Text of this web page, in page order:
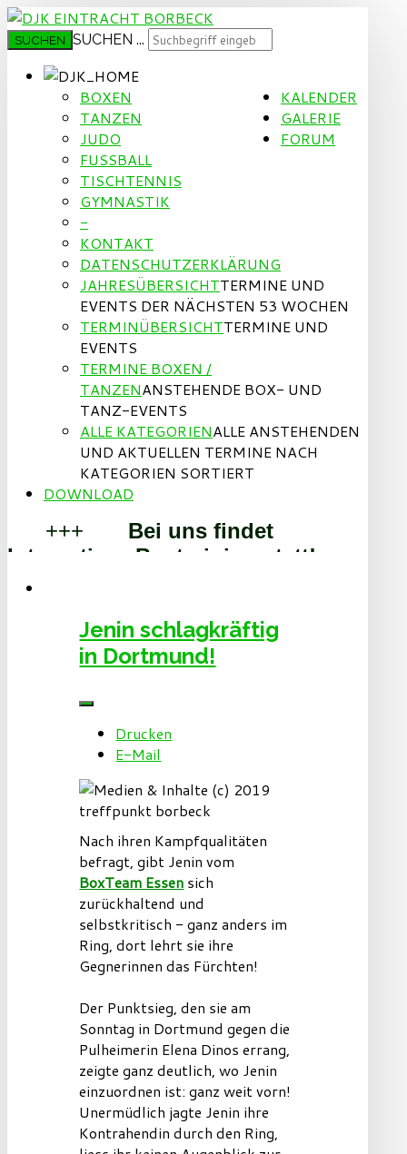
SUCHEN SUCHEN ...
BOXEN
TANZEN
JUDO
FUSSBALL
TISCHTENNIS
GYMNASTIK
-
KONTAKT
DATENSCHUTZERKLÄRUNG
KALENDER
JAHRESÜBERSICHTTERMINE UND
EVENTS DER NÄCHSTEN 53 WOCHEN
TERMINÜBERSICHTTERMINE UND
EVENTS
TERMINE BOXEN /
TANZENANSTEHENDE BOX- UND
TANZ-EVENTS
ALLE KATEGORIENALLE ANSTEHENDEN
UND AKTUELLEN TERMINE NACH
KATEGORIEN SORTIERT
GALERIE
FORUM
DOWNLOAD
+++ Bei uns findet
Integratives Boxtraining statt!
+++
uns richtig!+++
Willkommen beim BoxTeam Essen
+++
Jenin schlagkräftig
in Dortmund!
Drucken
E-Mail
Nach ihren Kampfqualitäten
befragt, gibt Jenin vom
BoxTeam Essen sich
zurückhaltend und
selbstkritisch - ganz anders im
Ring, dort lehrt sie ihre
Gegnerinnen das Fürchten!
Der Punktsieg, den sie am
Sonntag in Dortmund gegen die
Pulheimerin Elena Dinos errang,
zeigte ganz deutlich, wo Jenin
einzuordnen ist: ganz weit vorn!
Unermüdlich jagte Jenin ihre
Kontrahendin durch den Ring,